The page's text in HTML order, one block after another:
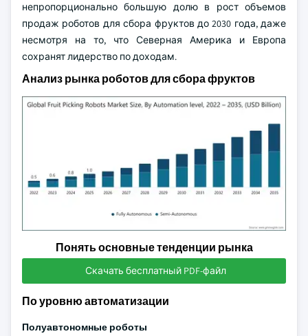
непропорционально большую долю в рост объемов
продаж роботов для сбора фруктов до 2030 года, даже
несмотря на то, что Северная Америка и Европа
сохранят лидерство по доходам.
Анализ рынка роботов для сбора фруктов
Понять основные тенденции рынка
Скачать бесплатный PDF-файл
По уровню автоматизации
Полуавтономные роботы